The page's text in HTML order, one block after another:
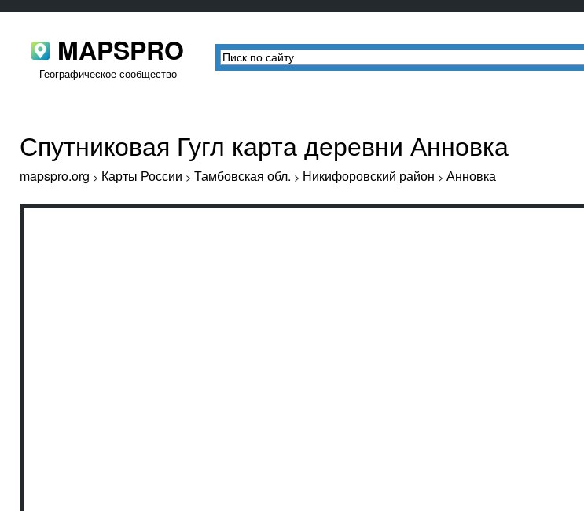
MAPSPRO
Географическое сообщество
Спутниковая Гугл карта деревни Анновка
mapspro.org > Карты России > Тамбовская обл. > Никифоровский район > Анновка